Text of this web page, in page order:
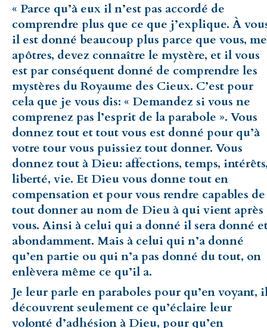
« Parce qu’à eux il n’est pas accordé de
comprendre plus que ce que j’explique. À
il est donné beaucoup plus parce que vous,
apôtres, devez connaître le mystère, et il vous
est par conséquent donné de comprendre les
mystères du Royaume des Cieux. C’est pour
cela que je vous dis: « Demandez si vous ne
comprenez pas l’esprit de la parabole ». Vous
donnez tout et tout vous est donné pour qu’à
votre tour vous puissiez tout donner. Vous
donnez tout à Dieu: affections, temps,
liberté, vie. Et Dieu vous donne tout en
compensation et pour vous rendre capables de
tout donner au nom de Dieu à qui vient après
vous. Ainsi à celui qui a donné il sera donné
abondamment. Mais à celui qui n’a donné
qu’en partie ou qui n’a pas donné du tout, on
enlèvera même ce qu’il a.
Je leur parle en paraboles pour qu’en voyant,
découvrent seulement ce qu’éclaire leur
volonté d’adhésion à Dieu, pour qu’en